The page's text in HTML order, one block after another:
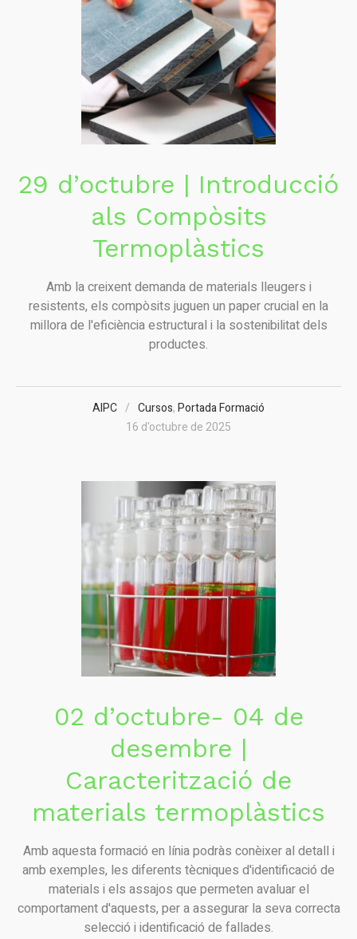
29 d’octubre | Introducció
als Compòsits
Termoplàstics
Amb la creixent demanda de materials lleugers i
resistents, els compòsits juguen un paper crucial en la
millora de l'eficiència estructural i la sostenibilitat dels
productes.
AIPC Cursos,Portada Formació
16 d'octubre de 2025
02 d’octubre- 04 de
desembre |
Caracterització de
materials termoplàstics
Amb aquesta formació en línia podràs conèixer al detall i
amb exemples, les diferents tècniques d'identificació de
materials i els assajos que permeten avaluar el
comportament d'aquests, per a assegurar la seva correcta
selecció i identificació de fallades.